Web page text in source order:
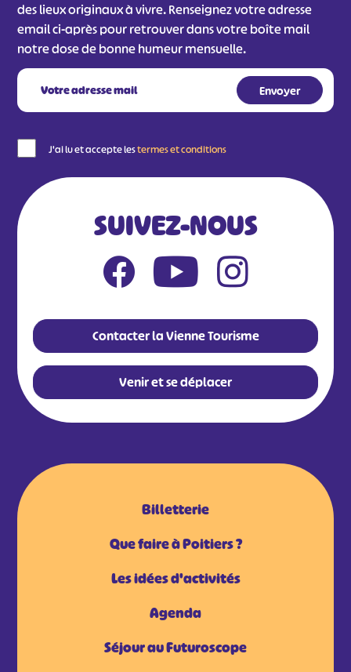
des lieux originaux à vivre. Renseignez votre adresse
email ci-après pour retrouver dans votre boîte mail
notre dose de bonne humeur mensuelle.
J'ai lu et accepte lestermes et conditions
SUIVEZ-NOUS
Contacter la Vienne Tourisme
Venir et se déplacer
Billetterie
Que faire à Poitiers ?
Les idées d'activités
Agenda
Séjour au Futuroscope